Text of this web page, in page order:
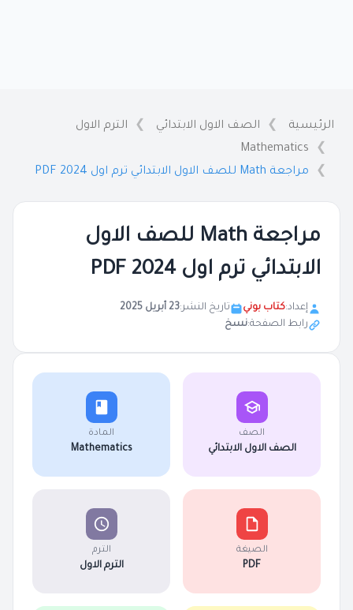
الرئيسية الصف الاول الابتدائي
الترم الاول
Mathematics
مراجعة Math للصف الاول الابتدائي ترم اول 2024 PDF
مراجعة Math للصف الاول
الابتدائي ترم اول 2024 PDF
إعداد:كتاب بوني تاريخ النشر:23 أبريل 2025
رابط الصفحة:نسخ
الصف
الصف الاول الابتدائي
المادة
Mathematics
الصيغة
PDF
الترم
الترم الاول